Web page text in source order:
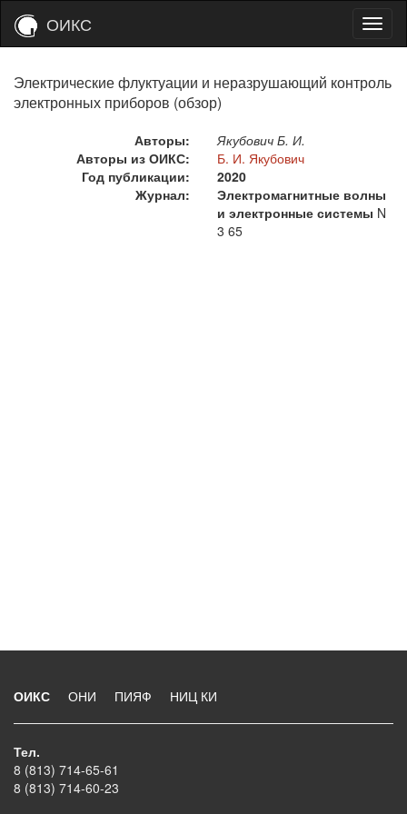
ОИКС
Электрические флуктуации и неразрушающий контроль
электронных приборов (обзор)
Авторы:
Якубович Б. И.
Авторы из ОИКС:
Б. И. Якубович
Год публикации:
2020
Журнал:
Электромагнитные волны
и электронные системы N
3 65
ОИКС ОНИ ПИЯФ НИЦ КИ
Тел.
8 (813) 714-65-61
8 (813) 714-60-23